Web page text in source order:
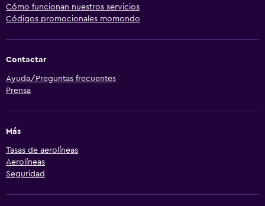
Cómo funcionan nuestros servicios
Códigos promocionales momondo
Contactar
Ayuda/Preguntas frecuentes
Prensa
Más
Tasas de aerolíneas
Aerolíneas
Seguridad